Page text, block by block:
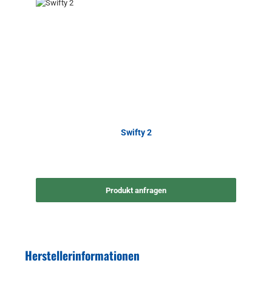
Swifty 2
Produkt anfragen
Herstellerinformationen